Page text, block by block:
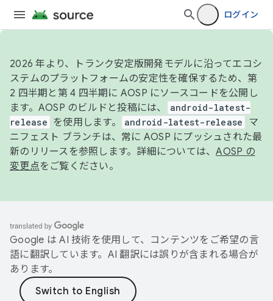
ログイン
2026 年より、トランク安定版開発モデルに沿ってエコシ
ステムのプラットフォームの安定性を確保するため、第
2 四半期と第 4 四半期に AOSP にソースコードを公開し
ます。AOSP のビルドと投稿には、
android-latest-
release
を使用します。 android-latest-release
マ
ニフェスト ブランチは、常に AOSP にプッシュされた最
新のリリースを参照します。詳細については、AOSP の
変更点をご覧ください。
Google は AI 技術を使用して、コンテンツをご希望の言
語に翻訳しています。AI 翻訳には誤りが含まれる場合が
あります。